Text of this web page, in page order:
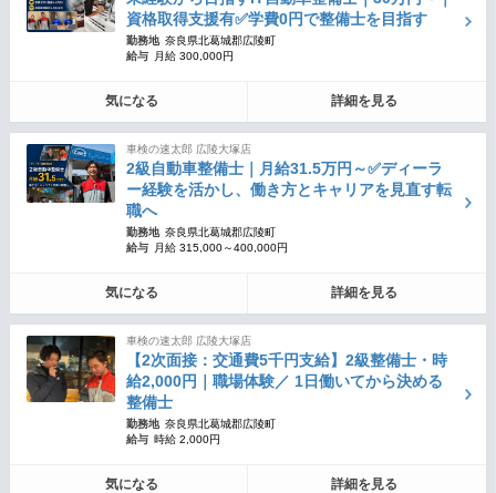
資格取得支援有✅学費0円で整備士を目指す
勤務地 奈良県北葛城郡広陵町
給与
月給 300,000円
気になる 詳細を見る
車検の速太郎 広陵大塚店
2級自動車整備士｜月給31.5万円～✅ディーラ
ー経験を活かし、働き方とキャリアを見直す転
職へ
勤務地 奈良県北葛城郡広陵町
給与
月給 315,000～400,000円
気になる 詳細を見る
車検の速太郎 広陵大塚店
【2次面接：交通費5千円支給】2級整備士・時
給2,000円｜職場体験／ 1日働いてから決める
整備士
勤務地 奈良県北葛城郡広陵町
給与 時給 2,000円
気になる 詳細を見る